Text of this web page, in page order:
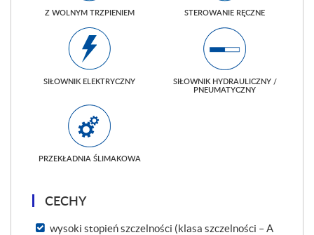
Z WOLNYM TRZPIENIEM STEROWANIE RĘCZNE
SIŁOWNIK ELEKTRYCZNY
SIŁOWNIK HYDRAULICZNY /
PNEUMATYCZNY
PRZEKŁADNIA ŚLIMAKOWA
CECHY
wysoki stopień szczelności (klasa szczelności – A